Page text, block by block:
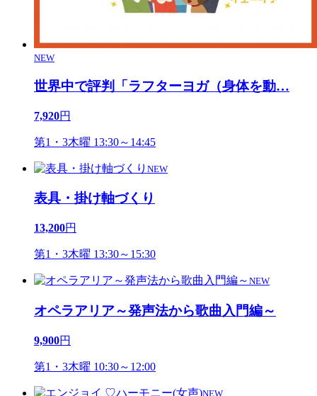
NEW
世界中で評判「ラフターヨガ（身体を動…
7,920円
第1・3木曜 13:30～14:45
NEW
表具・掛け軸づくり
13,200円
第1・3木曜 13:30～15:30
NEW
オペラアリア～発声法から歌曲入門編～
9,900円
第1・3木曜 10:30～12:00
NEW